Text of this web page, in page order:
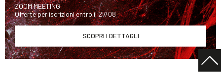
ZOOM MEETING
Offerte per iscrizioni entro il 27/08
SCOPRI I DETTAGLI